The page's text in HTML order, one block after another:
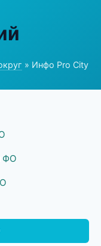
» Инфо Pro City
ФО